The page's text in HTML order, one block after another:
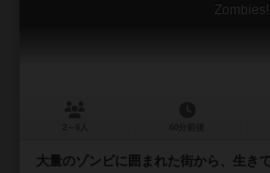
大量のゾンビに囲まれた街から、生き